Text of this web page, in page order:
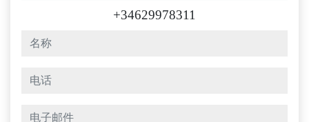
+34629978311
名称
电话
电子邮件